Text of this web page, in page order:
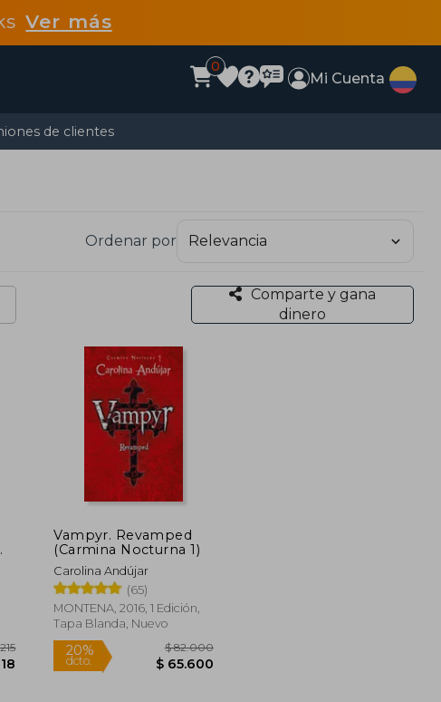
Ver más
0
Mi Cuenta
de clientes
Ordenar por
Comparte y gana
dinero
Vampyr. Revamped
(Carmina Nocturna 1)
Carolina Andújar
(65)
MONTENA, 2016, 1 Edición,
Tapa Blanda, Nuevo